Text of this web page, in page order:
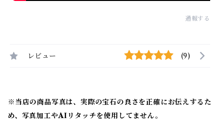
通報する
レビュー (9)
※当店の商品写真は、実際の宝石の良さを正確にお伝えするた
め、写真加工やAIリタッチを使用してません。